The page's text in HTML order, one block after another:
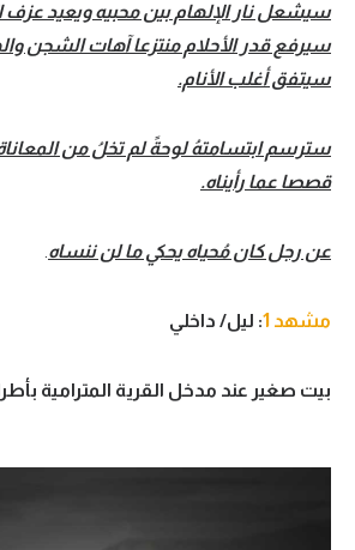
سيشعل نار الإلهام بين محبيه ويعيد عزف
سيرفع قدر الأحلام منتزعا آهات الشجن
سيتفق أغلب الأنام.
سترسم ابتسامتهُ لوحةً لم تخلُ من
قصصا عما رأيناه.
عن رجل كان مُحياه يحكي ما لن ننساه.
مشهد 1 : ليل/ داخلي
بيت صغير عند مدخل القرية المترامية